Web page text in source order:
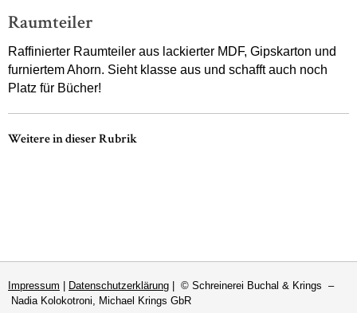
Raumteiler
Raffinierter Raumteiler aus lackierter MDF, Gipskarton und
furniertem Ahorn. Sieht klasse aus und schafft auch noch
Platz für Bücher!
Weitere in dieser Rubrik
Impressum Datenschutzerklärung | © Schreinerei Buchal & Krings –
Nadia Kolokotroni, Michael Krings GbR